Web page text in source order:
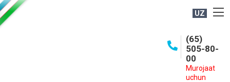
UZ
(65)
505-80-
00
Murojaat
uchun